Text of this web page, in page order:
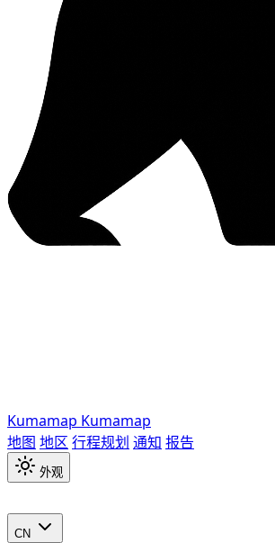
Kumamap Kumamap
地图 地区 行程规划 通知 报告
外观
CN